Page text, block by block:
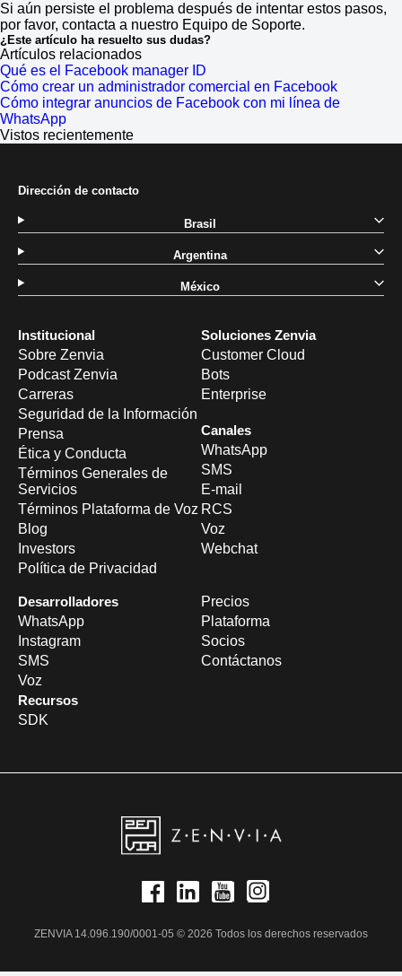
Si aún persiste el problema después de intentar estos pasos,
por favor, contacta a nuestro Equipo de Soporte.
¿Este artículo ha resuelto sus dudas?
Artículos relacionados
Qué es el Facebook manager ID
Cómo crear un administrador comercial en Facebook
Cómo integrar anuncios de Facebook con mi línea de
WhatsApp
Vistos recientemente
Institucional
Sobre Zenvia
Podcast Zenvia
Carreras
Seguridad de la Información
Prensa
Ética y Conducta
Términos Generales de
Servicios
Términos Plataforma de Voz
Blog
Investors
Política de Privacidad
Soluciones Zenvia
Customer Cloud
Bots
Enterprise
Canales
WhatsApp
SMS
E-mail
RCS
Voz
Webchat
Desarrolladores
WhatsApp
Instagram
SMS
Voz
Recursos
SDK
Precios
Plataforma
Socios
Contáctanos
Dirección de contacto
Brasil
Argentina
México
ZENVIA 14.096.190/0001-05 © 2026 Todos los derechos reservados